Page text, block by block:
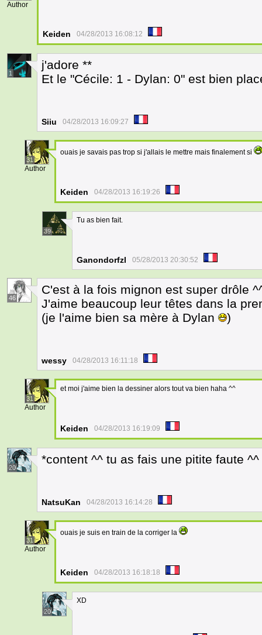
Author
Keiden 04/28/2013 16:08:12
1
j'adore **
Et le "Cécile: 1 - Dylan: 0" est bien
Siiu 04/28/2013 16:09:27
31
Author
ouais je savais pas trop si j'allais le mettre mais finalement si
Keiden 04/28/2013 16:19:26
39
Tu as bien fait.
Ganondorfzl 05/28/2013 20:30:52
46
C'est à la fois mignon est super drôle
J'aime beaucoup leur têtes dans la
(je l'aime bien sa mère à Dylan
)
wessy 04/28/2013 16:11:18
31
Author
et moi j'aime bien la dessiner alors tout va bien haha ^^
Keiden 04/28/2013 16:19:09
20
*content ^^ tu as fais une pitite faute ^^
NatsuKan 04/28/2013 16:14:28
31
Author
ouais je suis en train de la corriger la
Keiden 04/28/2013 16:18:18
20
XD